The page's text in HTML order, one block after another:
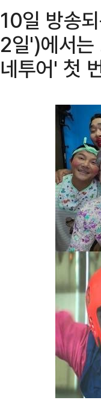
10일 방송
2일')에서
네투어' 첫